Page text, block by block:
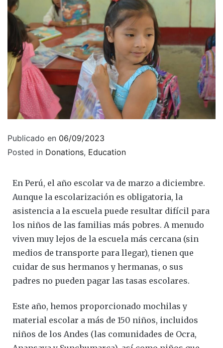
Publicado en 06/09/2023
Posted in Donations, Education
En Perú, el año escolar va de marzo a diciembre.
Aunque la escolarización es obligatoria, la
asistencia a la escuela puede resultar difícil para
los niños de las familias más pobres. A menudo
viven muy lejos de la escuela más cercana (sin
medios de transporte para llegar), tienen que
cuidar de sus hermanos y hermanas, o sus
padres no pueden pagar las tasas escolares.
Este año, hemos proporcionado mochilas y
material escolar a más de 150 niños, incluidos
niños de los Andes (las comunidades de Ocra,